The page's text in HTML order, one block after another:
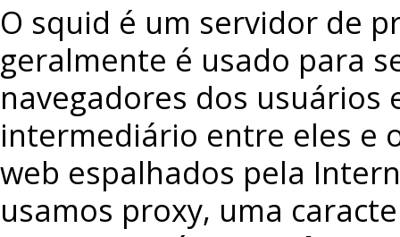
O squid é um servidor de
geralmente é usado para
navegadores dos usuários
intermediário entre eles e
web espalhados pela
usamos proxy, uma